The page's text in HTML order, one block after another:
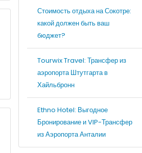
Стоимость отдыха на Сокотре:
какой должен быть ваш
бюджет?
Tourwix Travel: Трансфер из
аэропорта Штутгарта в
Хайльбронн
Ethno Hotel: Выгодное
Бронирование и VIP-Трансфер
из Аэропорта Анталии